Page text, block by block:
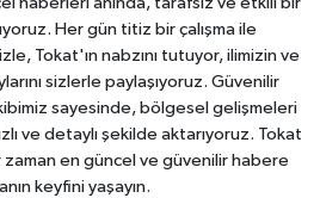
Her gün titiz bir çalışma ile
Tokat'ın nabzını tutuyor, ilimizin ve
sizlerle paylaşıyoruz. Güvenilir
sayesinde, bölgesel gelişmeleri
ve detaylı şekilde aktarıyoruz. Tokat
en güncel ve güvenilir habere
keyfini yaşayın.